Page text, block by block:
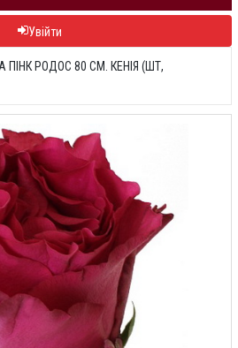
Увійти
ПІНК РОДОС 80 СМ. КЕНІЯ (ШТ,